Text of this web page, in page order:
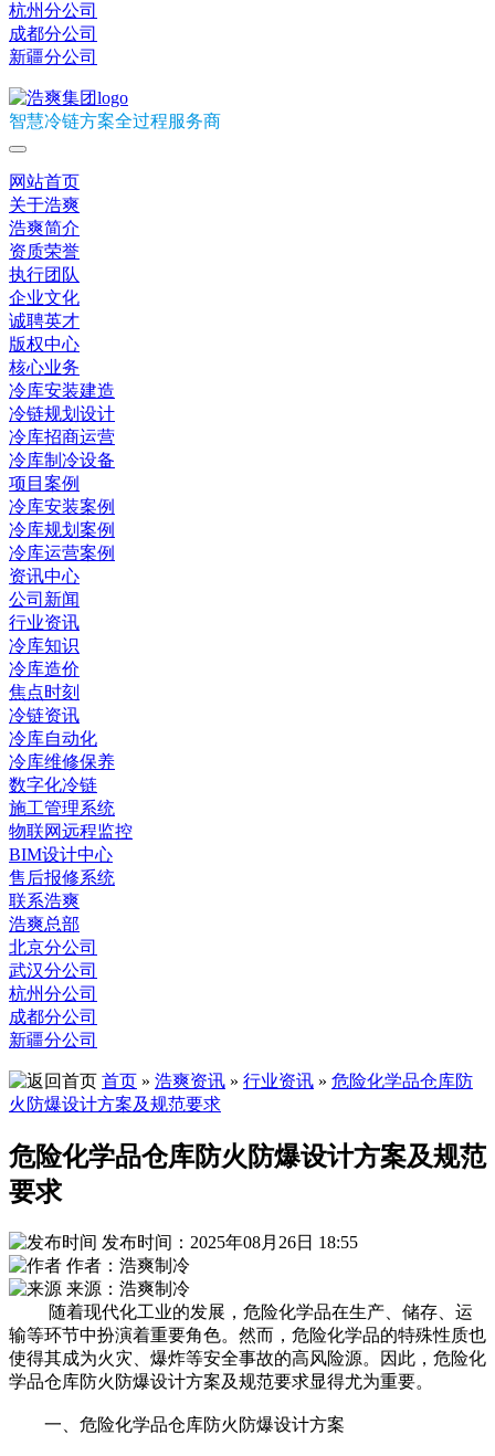
杭州分公司
成都分公司
新疆分公司
智慧冷链方案全过程服务商
网站首页
关于浩爽
浩爽简介
资质荣誉
执行团队
企业文化
诚聘英才
版权中心
核心业务
冷库安装建造
冷链规划设计
冷库招商运营
冷库制冷设备
项目案例
冷库安装案例
冷库规划案例
冷库运营案例
资讯中心
公司新闻
行业资讯
冷库知识
冷库造价
焦点时刻
冷链资讯
冷库自动化
冷库维修保养
数字化冷链
施工管理系统
物联网远程监控
BIM设计中心
售后报修系统
联系浩爽
浩爽总部
北京分公司
武汉分公司
杭州分公司
成都分公司
新疆分公司
首页 » 浩爽资讯 » 行业资讯 » 危险化学品仓库防
火防爆设计方案及规范要求
危险化学品仓库防火防爆设计方案及规范
要求
发布时间：2025年08月26日 18:55
作者：浩爽制冷
来源：浩爽制冷
随着现代化工业的发展，危险化学品在生产、储存、运
输等环节中扮演着重要角色。然而，危险化学品的特殊性质也
使得其成为火灾、爆炸等安全事故的高风险源。因此，危险化
学品仓库防火防爆设计方案及规范要求显得尤为重要。
一、危险化学品仓库防火防爆设计方案